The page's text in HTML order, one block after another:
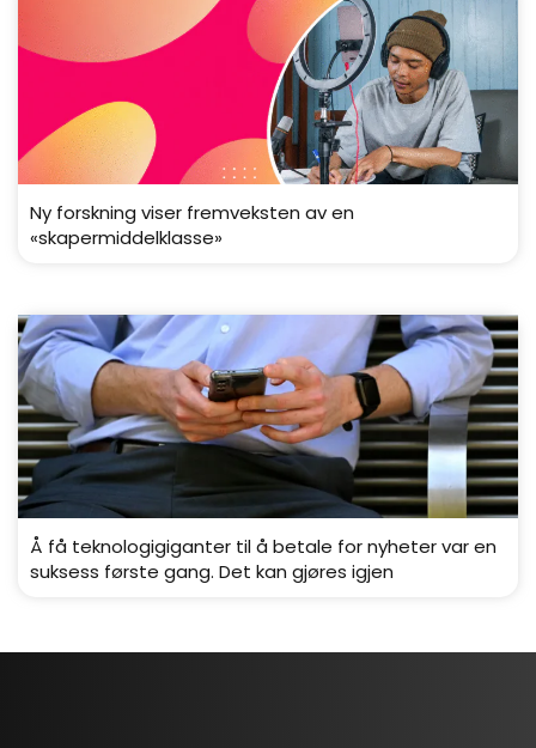
Ny forskning viser fremveksten av en
«skapermiddelklasse»
Å få teknologigiganter til å betale for nyheter var en
suksess første gang. Det kan gjøres igjen